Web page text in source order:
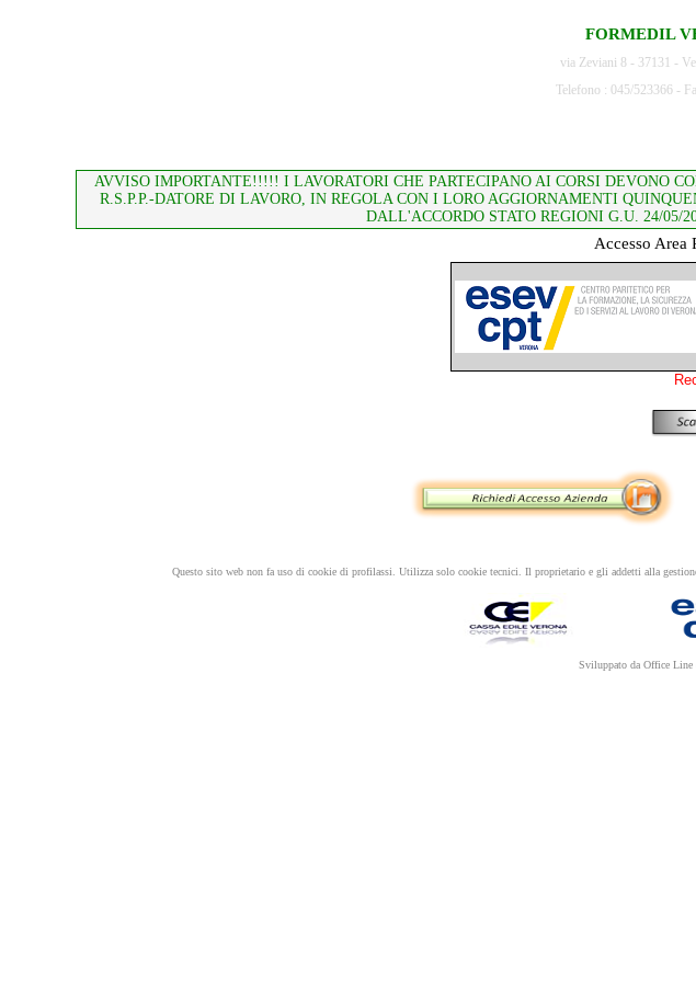
FORMEDIL
via Zeviani 8 - 37131 -
Telefono : 045/523366 -
AVVISO IMPORTANTE!!!!! I LAVORATORI CHE PARTECIPANO AI CORSI DEVONO
R.S.P.P.-DATORE DI LAVORO, IN REGOLA CON I LORO AGGIORNAMENTI
DALL'ACCORDO STATO REGIONI G.U. 24/05/
Accesso Area
Questo sito web non fa uso di cookie di profilassi. Utilizza solo cookie tecnici. Il proprietario e gli addetti alla
Sviluppato da Office